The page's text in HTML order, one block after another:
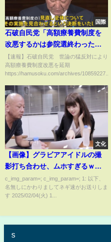
国際
石破自民党「高額療養費制度を
改悪するかは参院選終わったら
考えてやるよ、わかってるよ
な？」３度目となる方針転換
【速報】石破自民党 世論の猛反対により
高額療養費制度改悪を延期
https://hamusoku.com/archives/10859227...
文化
【画像】グラビアアイドルの撮
影打ち合わせ、ムホすぎるｗｗ
ｗｗｗ
c_img_param=; c_img_param=; 1: 以下、
名無しにかわりましてネギ速がお送りしま
す 2025/02/04(火) 1...
s